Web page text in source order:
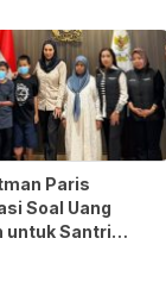
Paris
Soal Uang
untuk Santri